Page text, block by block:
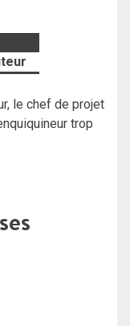
le chef de projet
trop